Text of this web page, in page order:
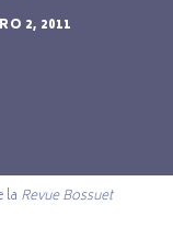
2, 2011
la Revue Bossuet